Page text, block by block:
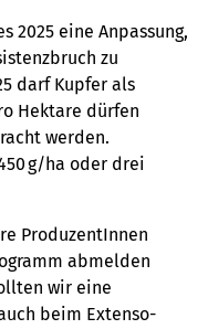
2025 eine Anpassung,
zu
darf Kupfer als
Hektare dürfen
werden.
g/ha oder drei
ProduzentInnen
abmelden
wir eine
beim Extenso-